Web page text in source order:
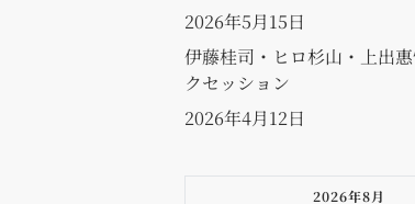
2026年5月15日
伊藤桂司・ヒロ杉山・上出
クセッション
2026年4月12日
2026年8月